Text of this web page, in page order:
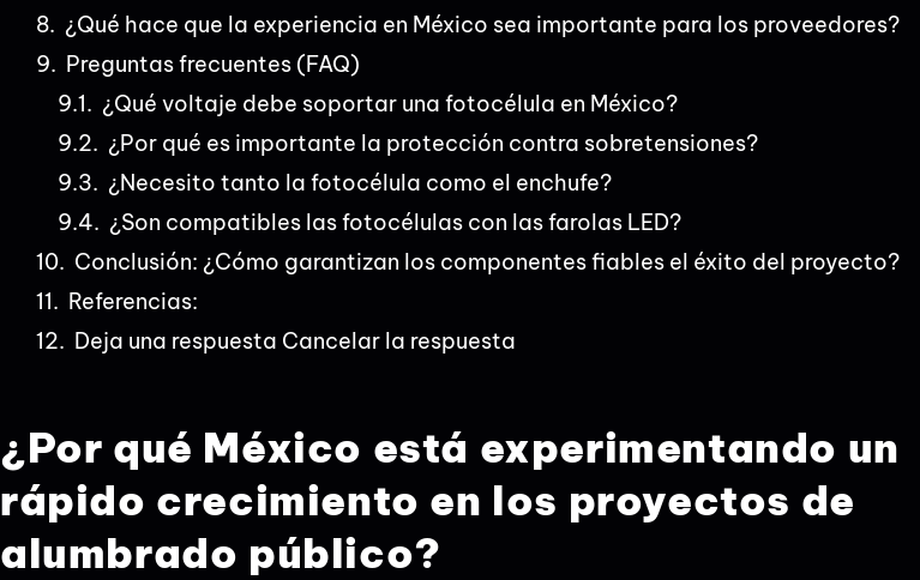
¿Qué hace que la experiencia en México sea importante para los proveedores?
Preguntas frecuentes (FAQ)
¿Qué voltaje debe soportar una fotocélula en México?
¿Por qué es importante la protección contra sobretensiones?
¿Necesito tanto la fotocélula como el enchufe?
¿Son compatibles las fotocélulas con las farolas LED?
Conclusión: ¿Cómo garantizan los componentes fiables el éxito del proyecto?
Referencias:
Deja una respuesta Cancelar la respuesta
¿Por qué México está experimentando un
rápido crecimiento en los proyectos de
alumbrado público?